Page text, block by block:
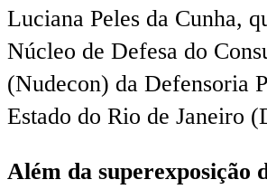
Luciana Peles da Cunha,
Núcleo de Defesa do
(Nudecon) da Defensoria
Estado do Rio de Janeiro
Além da superexposição